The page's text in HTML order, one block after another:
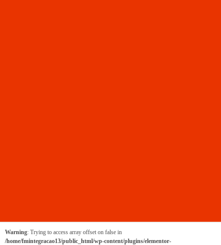
Warning: Trying to access array offset on false in
/home/fmintegracao13/public_html/wp-content/plugins/elementor-